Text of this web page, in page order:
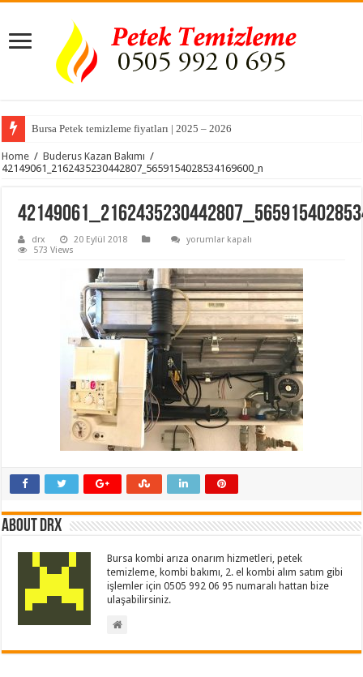
Bursa Petek temizleme fiyatları | 2025 – 2026
Home / Buderus Kazan Bakımı /
42149061_2162435230442807_5659154028534169600_n
drx 20 Eylül 2018
yorumlar kapalı
573 Views
About drx
Bursa kombi arıza onarım hizmetleri, petek
temizleme, kombi bakımı, 2. el kombi alım satım gibi
işlemler için 0505 992 06 95 numaralı hattan bize
ulaşabilirsiniz.